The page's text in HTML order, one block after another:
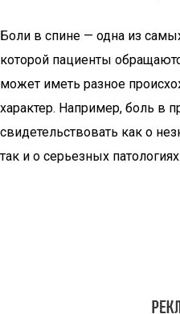
Боли в спине — одна из
которой пациенты
может иметь разное
характер. Например, боль в
свидетельствовать как о
так и о серьезных патологиях.